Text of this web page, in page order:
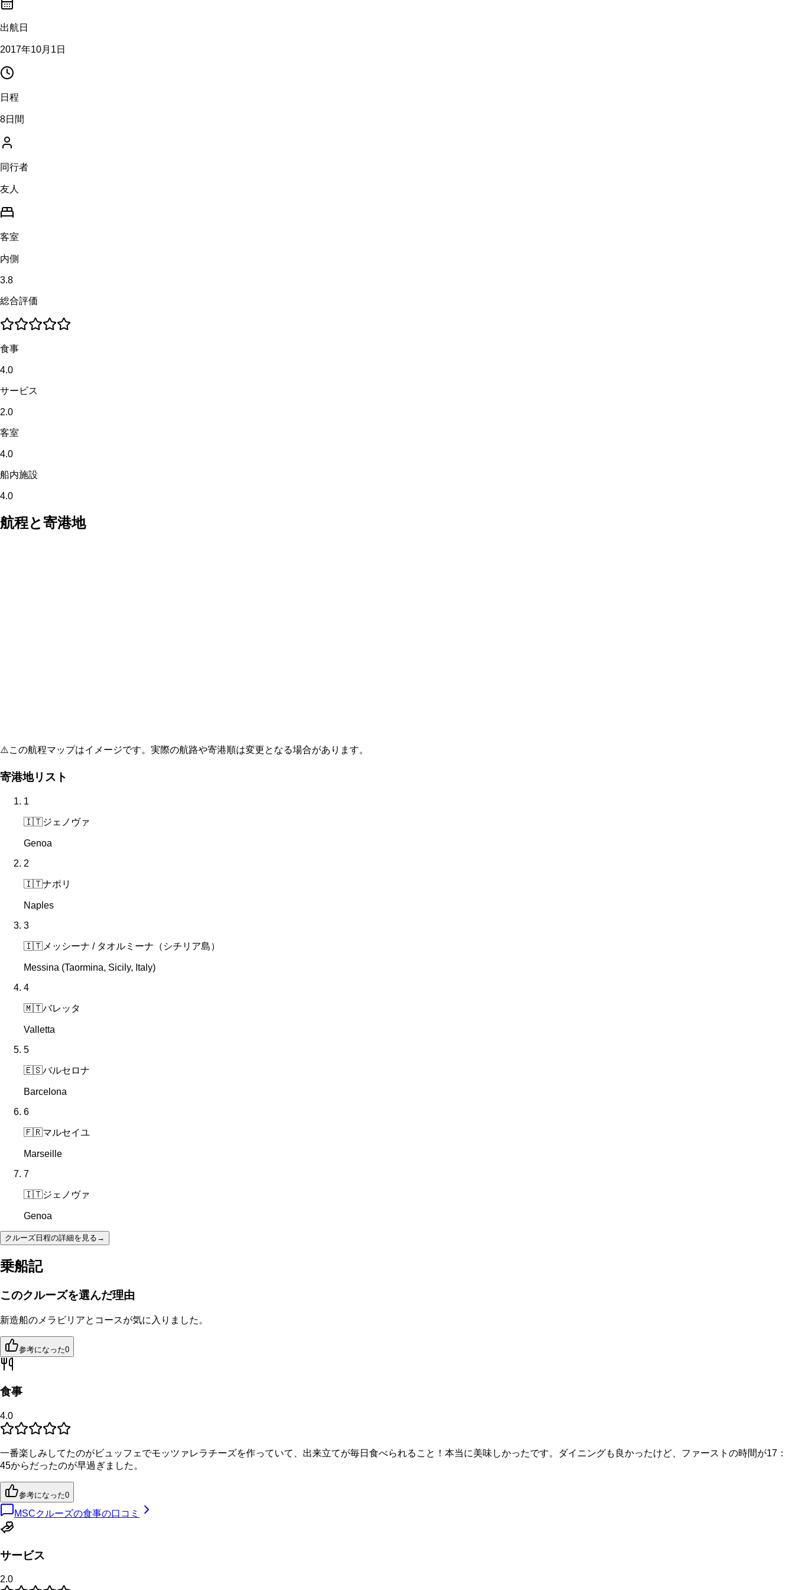
出航日
2017年10月1日
日程
8日間
同行者
友人
客室
内側
3.8
総合評価
食事
4.0
サービス
2.0
客室
4.0
船内施設
4.0
航程と寄港地
⚠️この航程マップはイメージです。実際の航路や寄港順は変更となる場合があります。
寄港地リスト
1
🇮🇹ジェノヴァ
Genoa
2
🇮🇹ナポリ
Naples
3
🇮🇹 メッシーナ / タオルミーナ（シチリア島）
Messina (Taormina, Sicily, Italy)
4
🇲🇹バレッタ
Valletta
5
🇪🇸バルセロナ
Barcelona
6
🇫🇷マルセイユ
Marseille
7
🇮🇹ジェノヴァ
Genoa
クルーズ日程の詳細を見る →
乗船記
このクルーズを選んだ理由
新造船のメラビリアとコースが気に入りました。
参考になった0
食事
4.0
一番楽しみしてたのがビュッフェでモッツァレラチーズを作っていて、出来立てが毎日食べられること！本当に美味しかったです。ダイニングも良かったけど、ファーストの時間が17：
45からだったのが早過ぎました。
参考になった0
MSCクルーズの食事の口コミ
サービス
2.0